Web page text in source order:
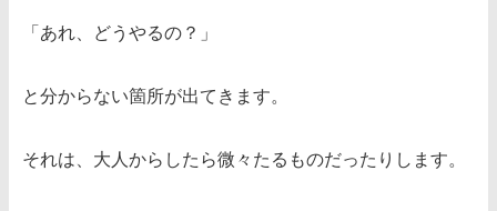
「あれ、どうやるの？」
と分からない箇所が出てきます。
それは、大人からしたら微々たるものだったりします。